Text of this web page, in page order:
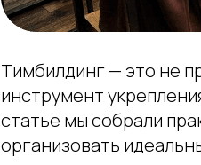
Тимбилдинг — это не
инструмент
статье мы собрали
организовать